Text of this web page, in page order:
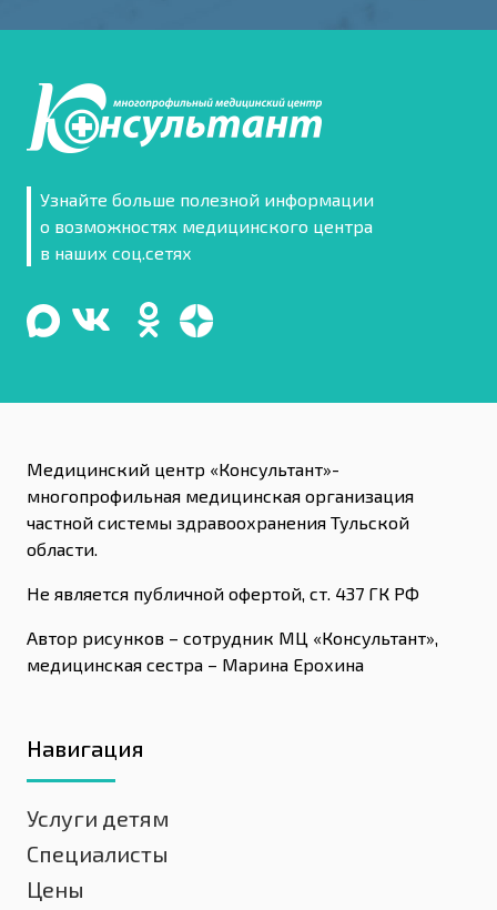
Узнайте больше полезной информации
о возможностях медицинского центра
в наших соц.сетях
Медицинский центр «Консультант»-
многопрофильная медицинская организация
частной системы здравоохранения Тульской
области.
Не является публичной офертой, ст. 437 ГК РФ
Автор рисунков – сотрудник МЦ «Консультант»,
медицинская сестра – Марина Ерохина
Навигация
Услуги детям
Специалисты
Цены